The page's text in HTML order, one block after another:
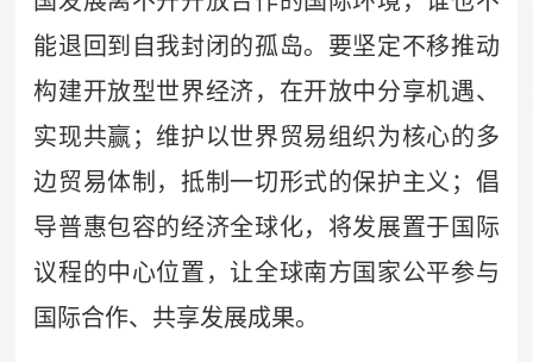
能退回到自我封闭的孤岛。要坚定不移推动
构建开放型世界经济，在开放中分享机遇、
实现共赢；维护以世界贸易组织为核心的多
边贸易体制，抵制一切形式的保护主义；倡
导普惠包容的经济全球化，将发展置于国际
议程的中心位置，让全球南方国家公平参与
国际合作、共享发展成果。